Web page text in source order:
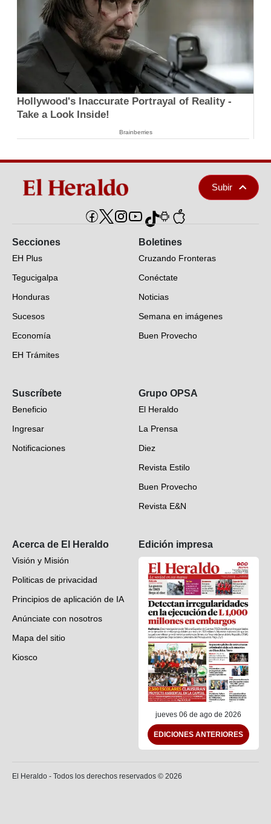
Hollywood's Inaccurate Portrayal of Reality -
Take a Look Inside!
Brainberries
Subir
Secciones
EH Plus
Tegucigalpa
Honduras
Sucesos
Economía
EH Trámites
EH Verifica
Fotogalerías
Deportes
Videos
Boletines
Cruzando Fronteras
Conéctate
Noticias
Semana en imágenes
Buen Provecho
Suscríbete
Beneficio
Ingresar
Notificaciones
Grupo OPSA
El Heraldo
La Prensa
Diez
Revista Estilo
Buen Provecho
Revista E&N
Acerca de El Heraldo
Visión y Misión
Politicas de privacidad
Principios de aplicación de IA
Anúnciate con nosotros
Mapa del sitio
Kiosco
Edición impresa
jueves 06 de ago de 2026
EDICIONES ANTERIORES
El Heraldo - Todos los derechos reservados © 2026